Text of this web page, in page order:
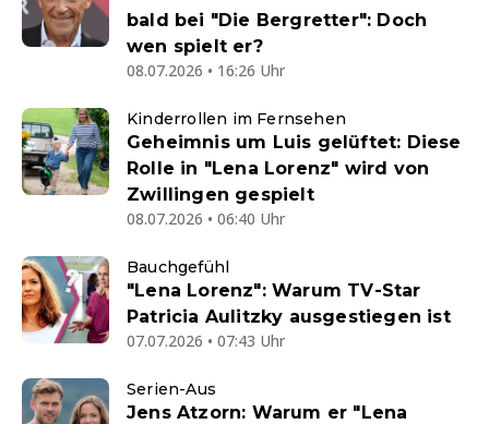
bald bei "Die Bergretter": Doch
wen spielt er?
08.07.2026 • 16:26 Uhr
Kinderrollen im Fernsehen
Geheimnis um Luis gelüftet: Diese
Rolle in "Lena Lorenz" wird von
Zwillingen gespielt
08.07.2026 • 06:40 Uhr
Bauchgefühl
"Lena Lorenz": Warum TV-Star
Patricia Aulitzky ausgestiegen ist
07.07.2026 • 07:43 Uhr
Serien-Aus
Jens Atzorn: Warum er "Lena